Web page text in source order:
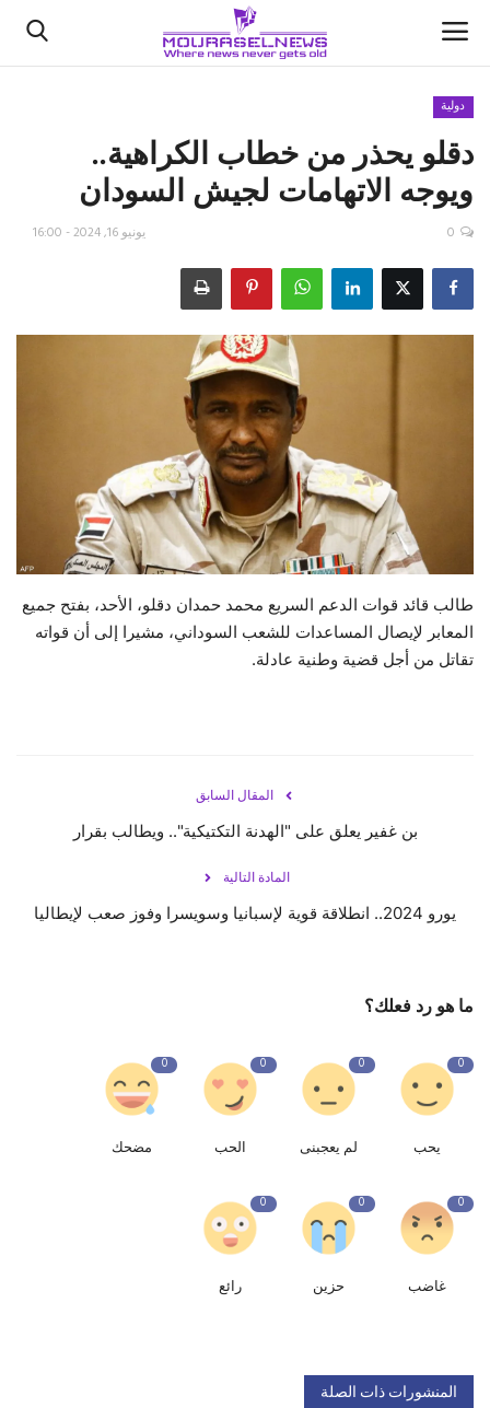
الأخبار
كتّابنا
اقتصاد
دولية
دقلو يحذر من خطاب الكراهية..
ويوجه الاتهامات لجيش السودان
يونيو 16, 2024 - 16:00 0
طالب قائد قوات الدعم السريع محمد حمدان دقلو، الأحد، بفتح جميع
المعابر لإيصال المساعدات للشعب السوداني، مشيرا إلى أن قواته
تقاتل من أجل قضية وطنية عادلة.
المقال السابق
بن غفير يعلق على "الهدنة التكتيكية".. ويطالب بقرار
المادة التالية
يورو 2024.. انطلاقة قوية لإسبانيا وسويسرا وفوز صعب لإيطاليا
ما هو رد فعلك؟
0
يحب
0
لم يعجبنى
0
الحب
0
مضحك
0
غاضب
0
حزين
0
رائع
المنشورات ذات الصلة